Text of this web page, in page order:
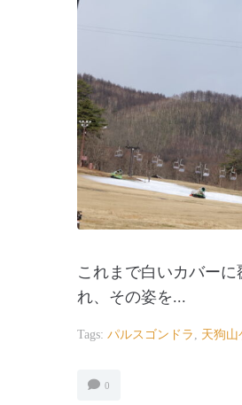
これまで白いカバー
れ、その姿を...
Tags: パルスゴンドラ 天狗山
0